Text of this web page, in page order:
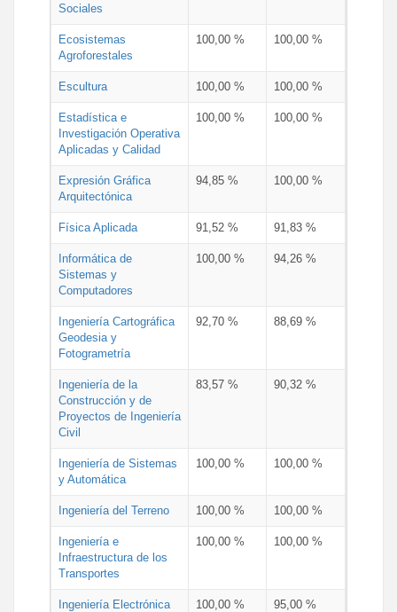
Sociales
Ecosistemas
Agroforestales
100,00 % 100,00 %
Escultura 100,00 % 100,00 %
Estadística e
Investigación Operativa
Aplicadas y Calidad
100,00 % 100,00 %
Expresión Gráfica
Arquitectónica
94,85 % 100,00 %
Física Aplicada 91,52 % 91,83 %
Informática de
Sistemas y
Computadores
100,00 % 94,26 %
Ingeniería Cartográfica
Geodesia y
Fotogrametría
92,70 % 88,69 %
Ingeniería de la
Construcción y de
Proyectos de Ingeniería
Civil
83,57 % 90,32 %
Ingeniería de Sistemas
y Automática
100,00 % 100,00 %
Ingeniería del Terreno 100,00 % 100,00 %
Ingeniería e
Infraestructura de los
Transportes
100,00 % 100,00 %
Ingeniería Electrónica 100,00 % 95,00 %